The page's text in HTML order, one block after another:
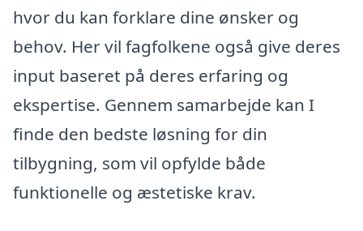
hvor du kan forklare dine ønsker og
behov. Her vil fagfolkene også give deres
input baseret på deres erfaring og
ekspertise. Gennem samarbejde kan I
finde den bedste løsning for din
tilbygning, som vil opfylde både
funktionelle og æstetiske krav.